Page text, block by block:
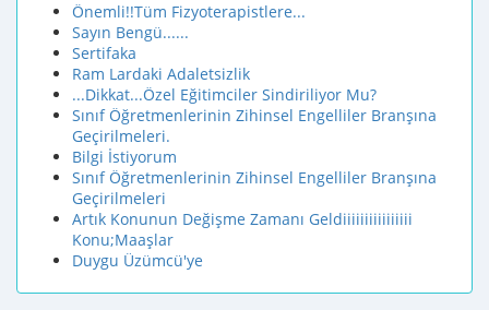
Önemli!!Tüm Fizyoterapistlere...
Sayın Bengü......
Sertifaka
Ram Lardaki Adaletsizlik
...Dikkat...Özel Eğitimciler Sindiriliyor Mu?
Sınıf Öğretmenlerinin Zihinsel Engelliler Branşına
Geçirilmeleri.
Bilgi İstiyorum
Sınıf Öğretmenlerinin Zihinsel Engelliler Branşına
Geçirilmeleri
Artık Konunun Değişme Zamanı Geldiiiiiiiiiiiiiiii
Konu;Maaşlar
Duygu Üzümcü'ye